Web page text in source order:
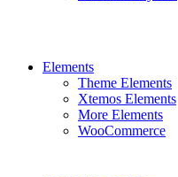
Elements
Theme Elements
Xtemos Elements
More Elements
WooCommerce